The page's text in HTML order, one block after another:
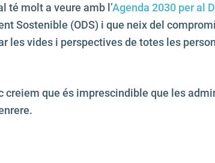
té molt a veure amb l’Agenda 2030 per al
Sostenible (ODS) i que neix del
les vides i perspectives de totes les
creiem que és imprescindible que les